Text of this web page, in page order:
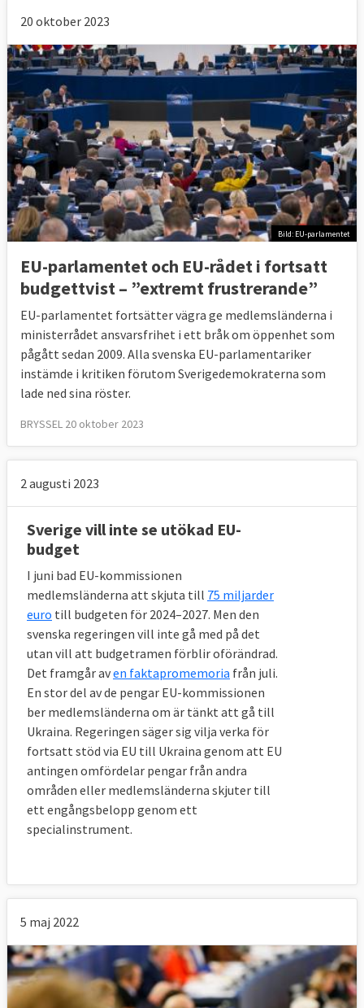
20 oktober 2023
Bild: EU-parlamentet
EU-parlamentet och EU-rådet i fortsatt
budgettvist – ”extremt frustrerande”
EU-parlamentet fortsätter vägra ge medlemsländerna i
ministerrådet ansvarsfrihet i ett bråk om öppenhet som
pågått sedan 2009. Alla svenska EU-parlamentariker
instämde i kritiken förutom Sverigedemokraterna som
lade ned sina röster.
BRYSSEL 20 oktober 2023
2 augusti 2023
Sverige vill inte se utökad EU-
budget
I juni bad EU-kommissionen
medlemsländerna att skjuta till 75 miljarder
euro till budgeten för 2024–2027. Men den
svenska regeringen vill inte gå med på det
utan vill att budgetramen förblir oförändrad.
Det framgår aven faktapromemoria från juli.
En stor del av de pengar EU-kommissionen
ber medlemsländerna om är tänkt att gå till
Ukraina. Regeringen säger sig vilja verka för
fortsatt stöd via EU till Ukraina genom att EU
antingen omfördelar pengar från andra
områden eller medlemsländerna skjuter till
ett engångsbelopp genom ett
specialinstrument.
5 maj 2022